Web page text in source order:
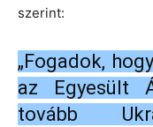
szerint:
„Fogadok,
az Egyesült
tovább